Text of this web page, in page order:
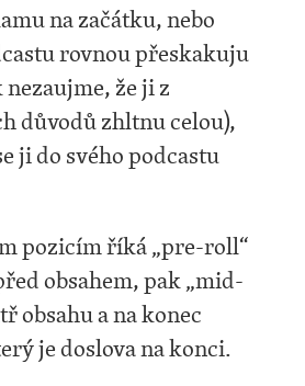
na začátku, nebo
rovnou přeskakuju
že ji z
důvodů zhltnu celou),
ji do svého podcastu
pozicím říká „pre-roll“
obsahem, pak „mid-
obsahu a na konec
je doslova na konci.